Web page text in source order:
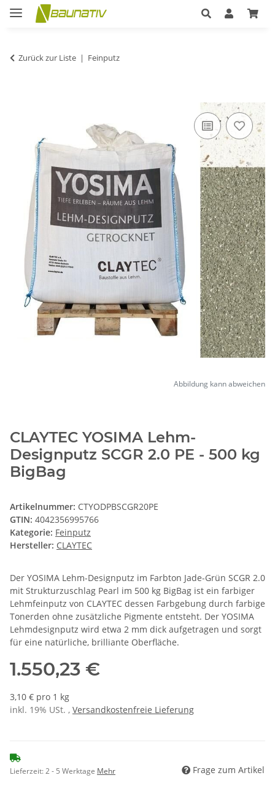
Zurück zur Liste Feinputz
Abbildung kann abweichen
CLAYTEC YOSIMA Lehm-
Designputz SCGR 2.0 PE - 500 kg
BigBag
Artikelnummer: CTYODPBSCGR20PE
GTIN: 4042356995766
Kategorie: Feinputz
Hersteller: CLAYTEC
Der YOSIMA Lehm-Designputz im Farbton Jade-Grün SCGR 2.0
mit Strukturzuschlag Pearl im 500 kg BigBag ist ein farbiger
Lehmfeinputz von CLAYTEC dessen Farbgebung durch farbige
Tonerden ohne zusätzliche Pigmente entsteht. Der YOSIMA
Lehmdesignputz wird etwa 2 mm dick aufgetragen und sorgt
für eine natürliche, brilliante Oberfläche.
1.550,23 €
3,10 € pro 1 kg
inkl. 19% USt. , Versandkostenfreie Lieferung
Lieferzeit:2 - 5 Werktage Mehr Frage zum Artikel